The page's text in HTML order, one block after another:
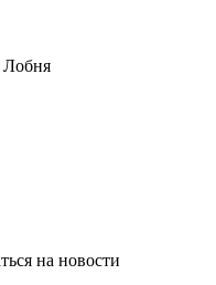
Лобня
на новости